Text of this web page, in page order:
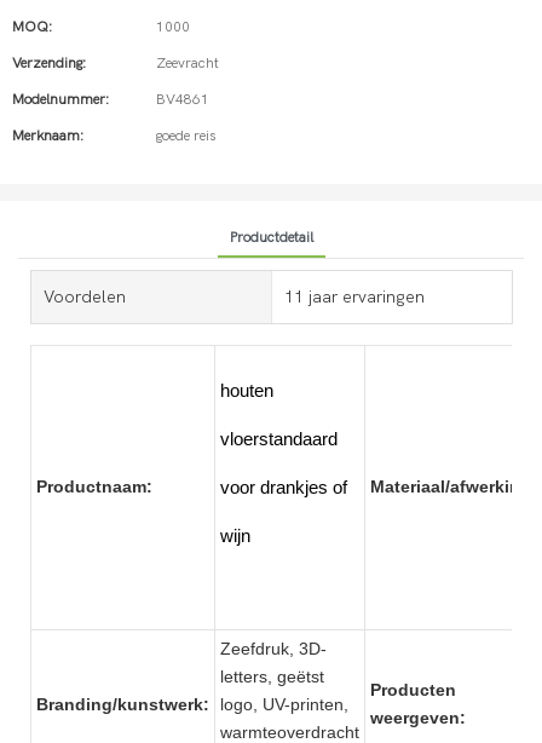
MOQ: 1000
Verzending: Zeevracht
Modelnummer: BV4861
Merknaam: goede reis
Productdetail
Voordelen 11 jaar ervaringen
Productnaam:
houten
vloerstandaard
voor drankjes of
wijn
Materiaal/afwerking:
Branding/kunstwerk:
Zeefdruk, 3D-
letters, geëtst
logo, UV-printen,
warmteoverdracht
Producten
weergeven: